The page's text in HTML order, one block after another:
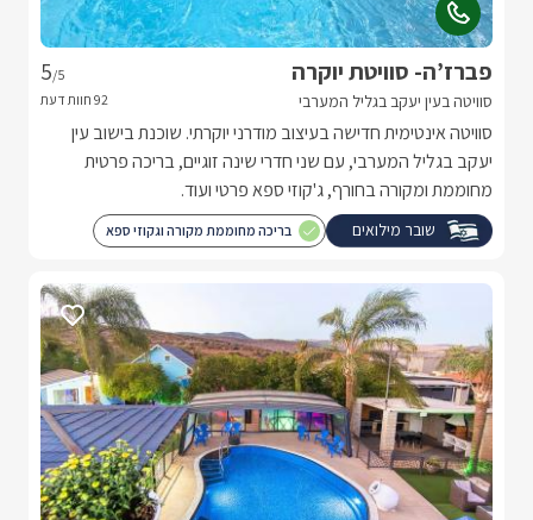
פברז’ה- סוויטת יוקרה
סוויטה בעין יעקב בגליל המערבי
5/5
סוויטה אינטימית חדישה בעיצוב מודרני יוקרתי. שוכנת בישוב עין
יעקב בגליל המערבי, עם שני חדרי שינה זוגיים, בריכה פרטית
מחוממת ומקורה בחורף, ג'קוזי ספא פרטי ועוד.
שובר מילואים בריכה מחוממת מקורה וגקוזי ספא